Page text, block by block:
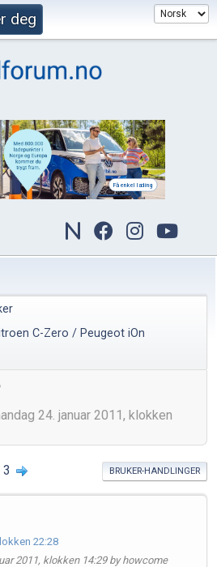
deg
C-Zero / Peugeot iOn
24. januar 2011, klokken
3 BRUKER-HANDLINGER
22:28
2011, klokken 14:29 by howcome